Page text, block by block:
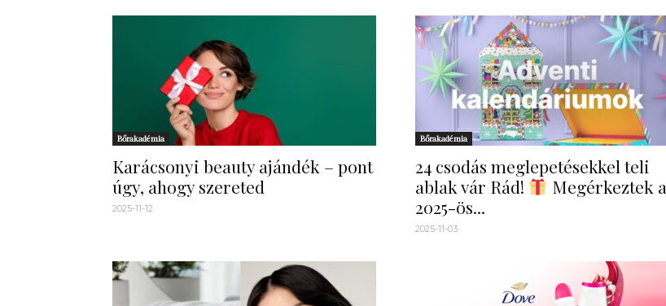
Bőrakadémia
Karácsonyi beauty ajándék – pont
úgy, ahogy szereted
2025-11-12
Bőrakadémia
24 csodás meglepetésekkel teli
ablak vár Rád!
Megérkeztek a
2025-ös...
2025-11-03